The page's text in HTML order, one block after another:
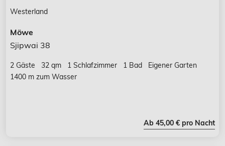
Westerland
Möwe
Sjipwai 38
2 Gäste 32 qm 1 Schlafzimmer 1 Bad
Eigener Garten
1400 m zum Wasser
Ab 45,00 € pro Nacht